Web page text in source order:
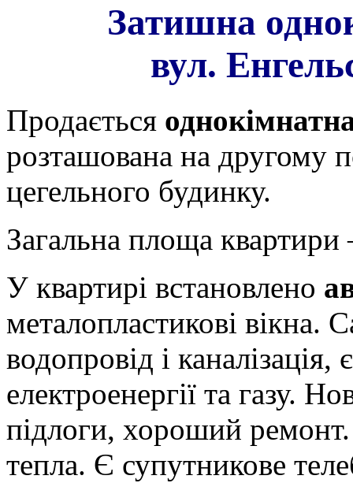
Затишна
вул.
Продається
розташована на другому
цегельного будинку.
Загальна площа
У квартирі встановлено
металопластикові вікна.
водопровід і
електроенергії та газу.
підлоги, хороший
тепла. Є супутникове